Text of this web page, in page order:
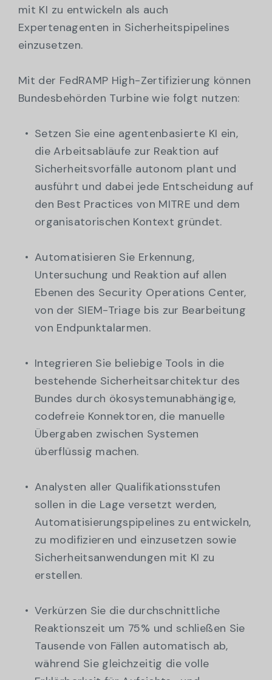
mit KI zu entwickeln als auch
Expertenagenten in Sicherheitspipelines
einzusetzen.
Mit der FedRAMP High-Zertifizierung können
Bundesbehörden Turbine wie folgt nutzen:
Setzen Sie eine agentenbasierte KI ein,
die Arbeitsabläufe zur Reaktion auf
Sicherheitsvorfälle autonom plant und
ausführt und dabei jede Entscheidung auf
den Best Practices von MITRE und dem
organisatorischen Kontext gründet.
Automatisieren Sie Erkennung,
Untersuchung und Reaktion auf allen
Ebenen des Security Operations Center,
von der SIEM-Triage bis zur Bearbeitung
von Endpunktalarmen.
Integrieren Sie beliebige Tools in die
bestehende Sicherheitsarchitektur des
Bundes durch ökosystemunabhängige,
codefreie Konnektoren, die manuelle
Übergaben zwischen Systemen
überflüssig machen.
Analysten aller Qualifikationsstufen
sollen in die Lage versetzt werden,
Automatisierungspipelines zu entwickeln,
zu modifizieren und einzusetzen sowie
Sicherheitsanwendungen mit KI zu
erstellen.
Verkürzen Sie die durchschnittliche
Reaktionszeit um 75% und schließen Sie
Tausende von Fällen automatisch ab,
während Sie gleichzeitig die volle